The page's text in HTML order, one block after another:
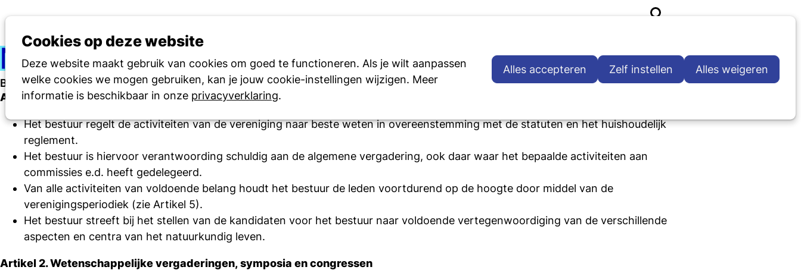
Cookies op deze website
Deze website maakt gebruik van cookies om goed te functioneren. Als je wilt aanpassen
welke cookies we mogen gebruiken, kan je jouw cookie-instellingen wijzigen. Meer
informatie is beschikbaar in onze privacyverklaring.
Alles accepteren Zelf instellen Alles weigeren
Onderwijs De NNV Contact Word lid
Bestuursreglement
Artikel 1. Algemeen
Het bestuur regelt de activiteiten van de vereniging naar beste weten in overeenstemming met de statuten en het huishoudelijk
reglement.
Het bestuur is hiervoor verantwoording schuldig aan de algemene vergadering, ook daar waar het bepaalde activiteiten aan
commissies e.d. heeft gedelegeerd.
Van alle activiteiten van voldoende belang houdt het bestuur de leden voortdurend op de hoogte door middel van de
verenigingsperiodiek (zie Artikel 5).
Het bestuur streeft bij het stellen van de kandidaten voor het bestuur naar voldoende vertegenwoordiging van de verschillende
aspecten en centra van het natuurkundig leven.
Artikel 2. Wetenschappelijke vergaderingen, symposia en congressen